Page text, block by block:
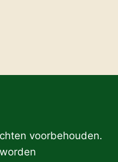
voorbehouden.